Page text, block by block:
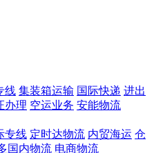
线 集装箱运输 国际快递 进出
办理 空运业务 安能物流
专线 定时达物流 内贸海运 仓
国内物流 电商物流